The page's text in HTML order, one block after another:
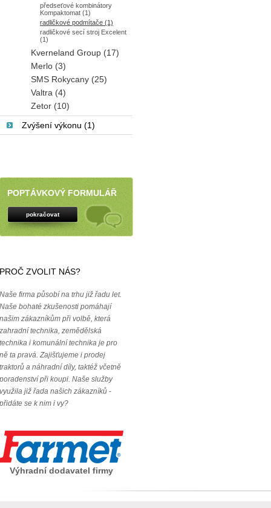
předseťové kombinátory
Kompaktomat (1)
radličkové podmítače (1)
radličkové secí stroj Excelent
(1)
Kverneland Group (17)
Merlo (3)
SMS Rokycany (25)
Valtra (4)
Zetor (10)
Zvýšení výkonu (1)
POPTÁVKOVÝ FORMULÁŘ
pokračovat
PROČ ZVOLIT NÁS?
Naše firma působí na trhu již řadu let.
Naše bohaté zkušenosti pomáhají
našim zákazníkům při volbě, která
zahradní technika, zemědělská
technika i komunální technika je pro
ně ta pravá. Zajišťujeme i prodej
traktorů a náhradní díly, taktéž včetně
poradenství při koupi. Naše služby
využila již řada našich zákazníků -
přidáte se k nim i vy?
Výhradní dodavatel firmy